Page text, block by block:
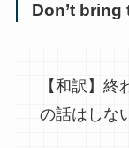
Don’t
【和訳】
の話はしな